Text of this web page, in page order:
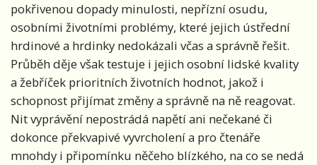
pokřivenou dopady minulosti, nepřízní osudu,
osobními životními problémy, které jejich ústřední
hrdinové a hrdinky nedokázali včas a správně řešit.
Průběh děje však testuje i jejich osobní lidské kvality
a žebříček prioritních životních hodnot, jakož i
schopnost přijímat změny a správně na ně reagovat.
Nit vyprávění nepostrádá napětí ani nečekané či
dokonce překvapivé vyvrcholení a pro čtenáře
mnohdy i připomínku něčeho blízkého, na co se nedá